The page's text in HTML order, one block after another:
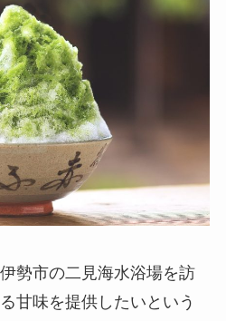
勢市の二見海水浴場を訪
甘味を提供したいという